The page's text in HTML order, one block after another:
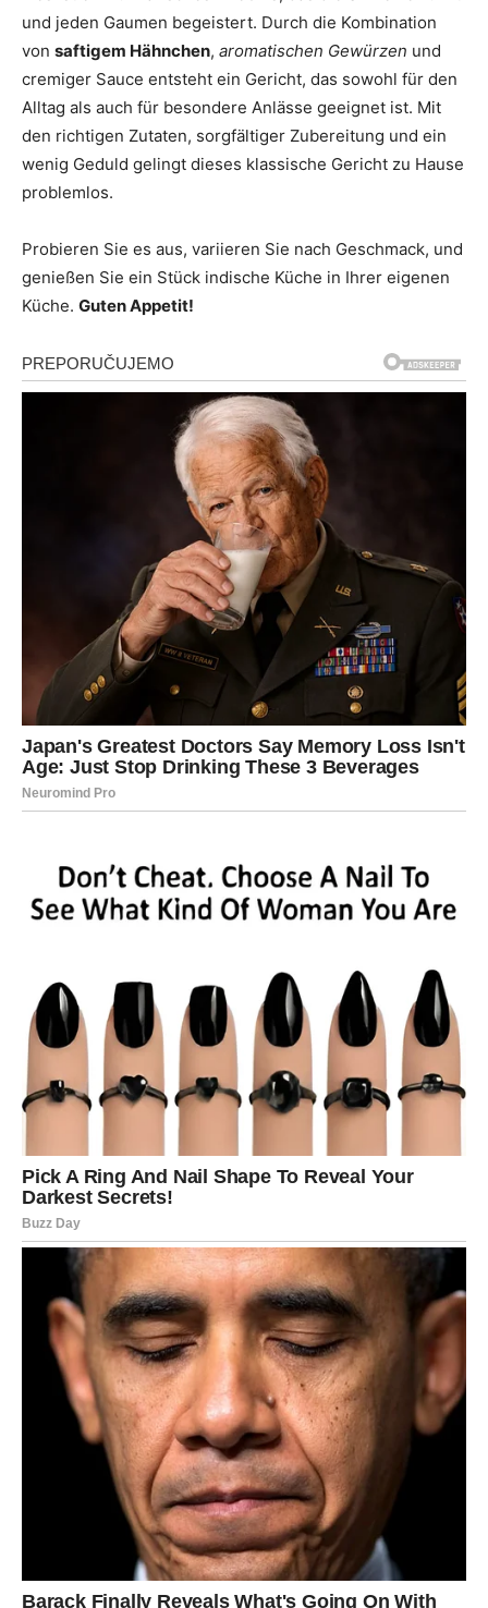
und jeden Gaumen begeistert. Durch die Kombination
von saftigem Hähnchen, aromatischen Gewürzen und
cremiger Sauce entsteht ein Gericht, das sowohl für den
Alltag als auch für besondere Anlässe geeignet ist. Mit
den richtigen Zutaten, sorgfältiger Zubereitung und ein
wenig Geduld gelingt dieses klassische Gericht zu Hause
problemlos.
Probieren Sie es aus, variieren Sie nach Geschmack, und
genießen Sie ein Stück indische Küche in Ihrer eigenen
Küche. Guten Appetit!